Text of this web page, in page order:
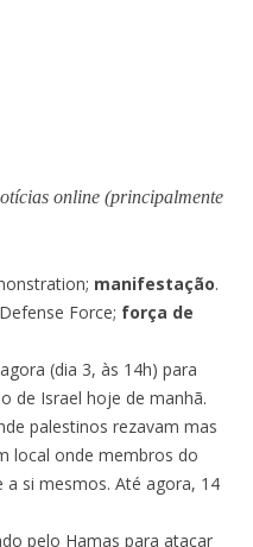
online (principalmente
manifestação.
Force; força de
(dia 3, às 14h) para
de Israel hoje de manhã.
palestinos rezavam mas
local onde membros do
a si mesmos. Até agora, 14
pelo Hamas para atacar